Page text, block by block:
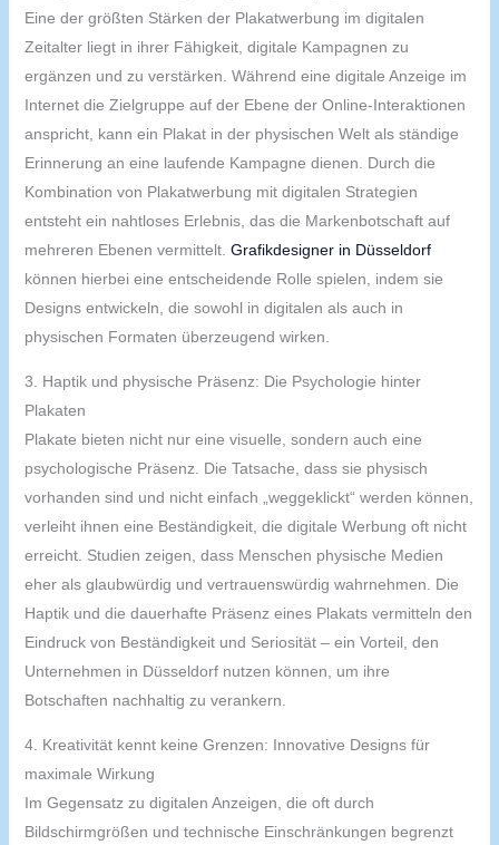
Eine der größten Stärken der Plakatwerbung im digitalen
Zeitalter liegt in ihrer Fähigkeit, digitale Kampagnen zu
ergänzen und zu verstärken. Während eine digitale Anzeige im
Internet die Zielgruppe auf der Ebene der Online-Interaktionen
anspricht, kann ein Plakat in der physischen Welt als ständige
Erinnerung an eine laufende Kampagne dienen. Durch die
Kombination von Plakatwerbung mit digitalen Strategien
entsteht ein nahtloses Erlebnis, das die Markenbotschaft auf
mehreren Ebenen vermittelt. Grafikdesigner in Düsseldorf
können hierbei eine entscheidende Rolle spielen, indem sie
Designs entwickeln, die sowohl in digitalen als auch in
physischen Formaten überzeugend wirken.
3. Haptik und physische Präsenz: Die Psychologie hinter
Plakaten
Plakate bieten nicht nur eine visuelle, sondern auch eine
psychologische Präsenz. Die Tatsache, dass sie physisch
vorhanden sind und nicht einfach „weggeklickt“ werden können,
verleiht ihnen eine Beständigkeit, die digitale Werbung oft nicht
erreicht. Studien zeigen, dass Menschen physische Medien
eher als glaubwürdig und vertrauenswürdig wahrnehmen. Die
Haptik und die dauerhafte Präsenz eines Plakats vermitteln den
Eindruck von Beständigkeit und Seriosität – ein Vorteil, den
Unternehmen in Düsseldorf nutzen können, um ihre
Botschaften nachhaltig zu verankern.
4. Kreativität kennt keine Grenzen: Innovative Designs für
maximale Wirkung
Im Gegensatz zu digitalen Anzeigen, die oft durch
Bildschirmgrößen und technische Einschränkungen begrenzt